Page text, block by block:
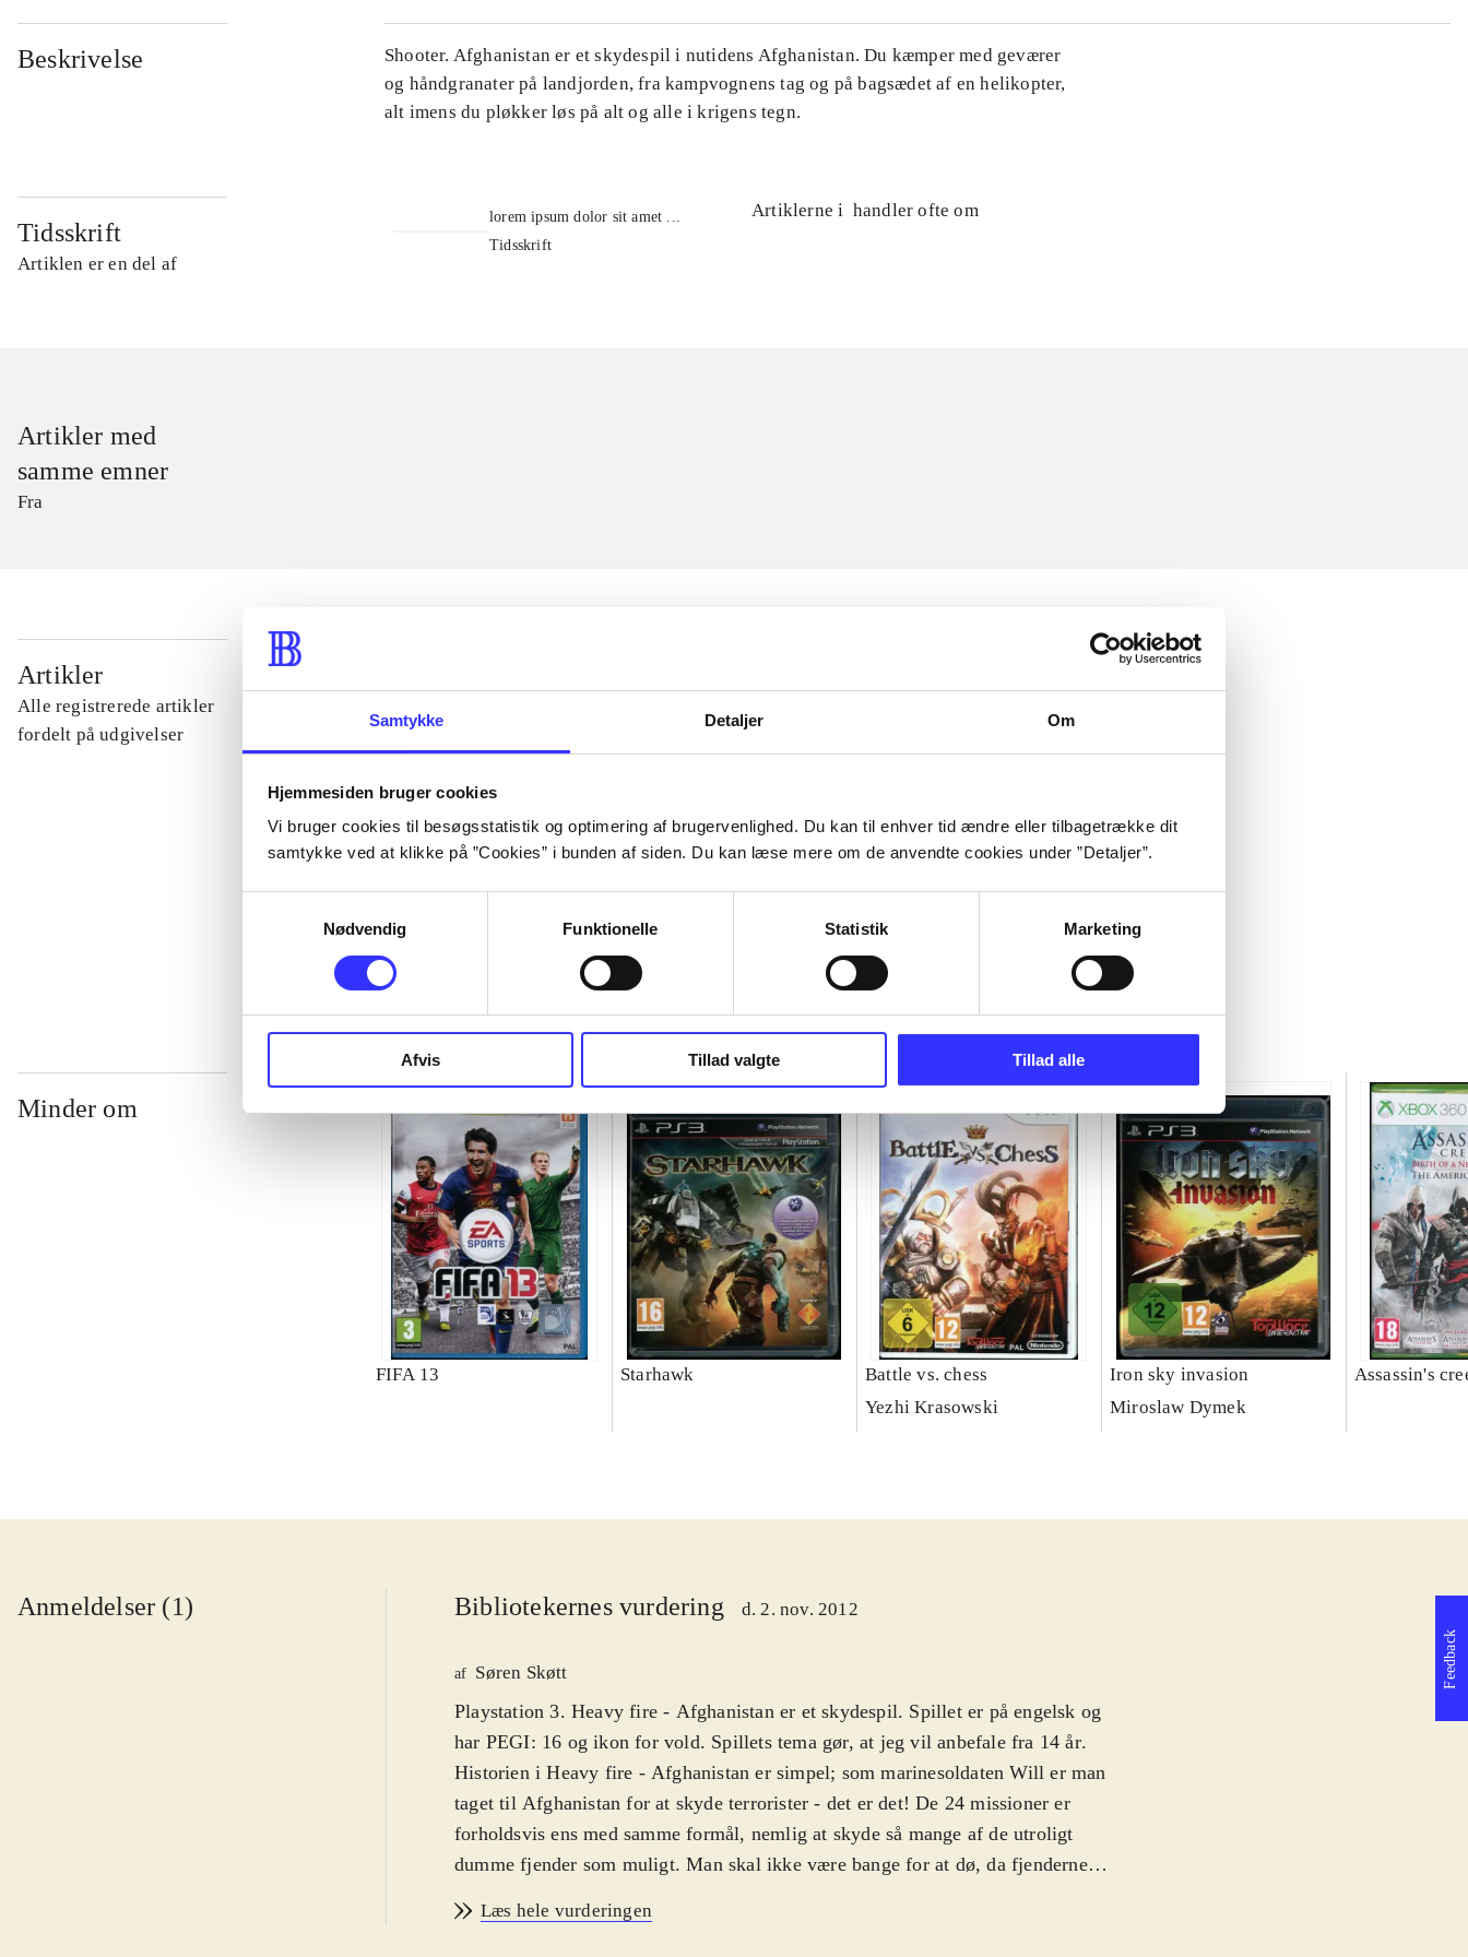
Samtykke Detaljer Om
Hjemmesiden bruger cookies
Vi bruger cookies til besøgsstatistik og optimering af brugervenlighed. Du kan til enhver tid ændre eller tilbagetrække dit
samtykke ved at klikke på ”Cookies” i bunden af siden. Du kan læse mere om de anvendte cookies under ”Detaljer”.
Nødvendig
Funktionelle Statistik Marketing
Afvis Tillad valgte Tillad alle
Beskrivelse
Shooter. Afghanistan er et skydespil i nutidens Afghanistan. Du kæmper med geværer
og håndgranater på landjorden, fra kampvognens tag og på bagsædet af en helikopter,
alt imens du pløkker løs på alt og alle i krigens tegn.
Tidsskrift
Artiklen er en del af
lorem ipsum dolor sit amet ...
Tidsskrift
Artiklerne i handler ofte om
Artikler med
samme emner
Fra
Artikler
Alle registrerede artikler
fordelt på udgivelser
...
...
...
Minder om
FIFA 13 Starhawk
Battle vs. chess
Yezhi Krasowski
Iron sky invasion
Miroslaw Dymek
Assassin's
Anmeldelser (1) Bibliotekernes vurdering d. 2. nov. 2012
af Søren Skøtt
Playstation 3. Heavy fire - Afghanistan er et skydespil. Spillet er på engelsk og
har PEGI: 16 og ikon for vold. Spillets tema gør, at jeg vil anbefale fra 14 år.
Historien i Heavy fire - Afghanistan er simpel; som marinesoldaten Will er man
taget til Afghanistan for at skyde terrorister - det er det! De 24 missioner er
forholdsvis ens med samme formål, nemlig at skyde så mange af de utroligt
dumme fjender som muligt. Man skal ikke være bange for at dø, da fjenderne
dårligt - og som om det ikke var nok, kommer der desuden et stort rødt
Læs hele vurderingen
Feedback